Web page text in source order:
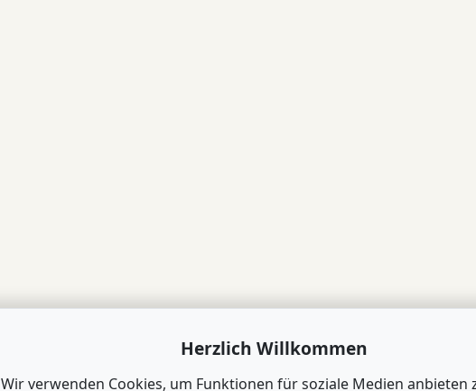
Herzlich Willkommen
Wir verwenden Cookies, um Funktionen für soziale Medien anbieten